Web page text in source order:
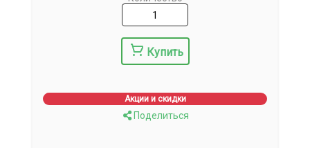
Купить
Акции и скидки
Поделиться